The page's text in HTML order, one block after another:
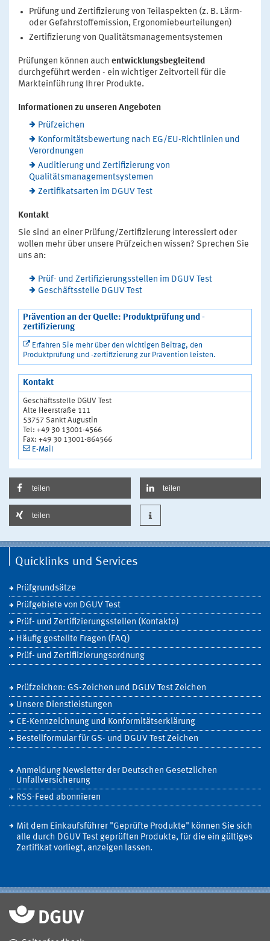
Prüfung und Zertifizierung von Teilaspekten (z. B. Lärm-
oder Gefahrstoffemission, Ergonomiebeurteilungen)
Zertifizierung von Qualitätsmanagementsystemen
Prüfungen können auch entwicklungsbegleitend
durchgeführt werden - ein wichtiger Zeitvorteil für die
Markteinführung Ihrer Produkte.
Informationen zu unseren Angeboten
Prüfzeichen
Konformitätsbewertung nach EG/EU-Richtlinien und
Verordnungen
Auditierung und Zertifizierung von
Qualitätsmanagementsystemen
Zertifikatsarten im DGUV Test
Kontakt
Sie sind an einer Prüfung/Zertifizierung interessiert oder
wollen mehr über unsere Prüfzeichen wissen? Sprechen Sie
uns an:
Prüf- und Zertifizierungsstellen im DGUV Test
Geschäftsstelle DGUV Test
Prävention an der Quelle: Produktprüfung und -
zertifizierung
Erfahren Sie mehr über den wichtigen Beitrag, den
Produktprüfung und -zertifizierung zur Prävention leisten.
Kontakt
Geschäftsstelle DGUV Test
Alte Heerstraße 111
53757 Sankt Augustin
Tel: +49 30 13001-4566
Fax: +49 30 13001-864566
E-Mail
teilen teilen
teilen
Quicklinks und Services
Prüfgrundsätze
Prüfgebiete von DGUV Test
Prüf- und Zertifizierungsstellen (Kontakte)
Häufig gestellte Fragen (FAQ)
Prüf- und Zertifiizierungsordnung
Prüfzeichen: GS-Zeichen und DGUV Test Zeichen
Unsere Dienstleistungen
CE-Kennzeichnung und Konformitätserklärung
Bestellformular für GS- und DGUV Test Zeichen
Anmeldung Newsletter der Deutschen Gesetzlichen
Unfallversicherung
RSS-Feed abonnieren
Mit dem Einkaufsführer "Geprüfte Produkte" können Sie sich
alle durch DGUV Test geprüften Produkte, für die ein gültiges
Zertifikat vorliegt, anzeigen lassen.